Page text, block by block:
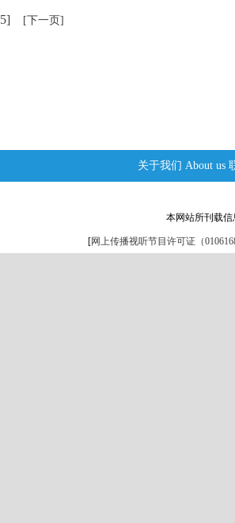
[下一页]
关于我们 About us
本网站所刊载
[网上传播视听节目许可证（